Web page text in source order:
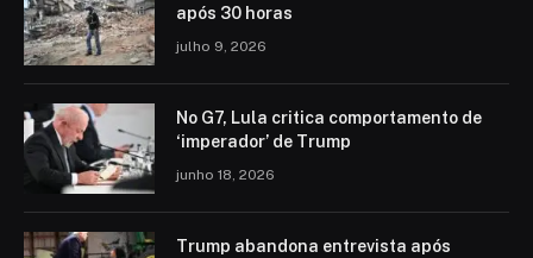
após 30 horas
julho 9, 2026
No G7, Lula critica comportamento de
‘imperador’ de Trump
junho 18, 2026
Trump abandona entrevista após